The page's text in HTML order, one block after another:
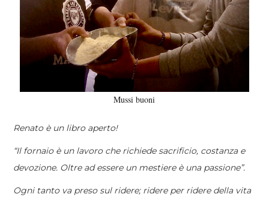
Mussi buoni
Renato è un libro aperto!
“Il fornaio è un lavoro che richiede sacrificio, costanza e
devozione. Oltre ad essere un mestiere è una passione”.
Ogni tanto va preso sul ridere; ridere per ridere della vita